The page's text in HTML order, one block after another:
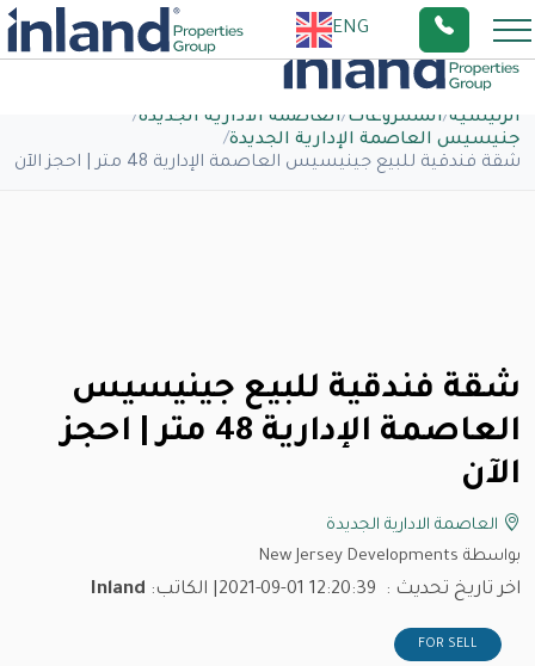
ENG
الرئيسية/المشروعات/العاصمة الادارية الجديدة/
جنيسيس العاصمة الإدارية الجديدة/
شقة فندقية للبيع جينيسيس العاصمة الإدارية 48 متر | احجز الآن
شقة فندقية للبيع جينيسيس
العاصمة الإدارية 48 متر | احجز
الآن
العاصمة الادارية الجديدة
بواسطة New Jersey Developments
اخر تاريخ تحديث : 2021-09-01 12:20:39 | الكاتب: Inland
FOR SELL